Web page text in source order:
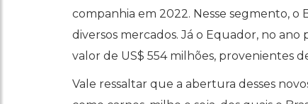
companhia em 2022. Nesse segmento, o
diversos mercados. Já o Equador, no
valor de US$ 554 milhões, provenientes
Vale ressaltar que a abertura desses